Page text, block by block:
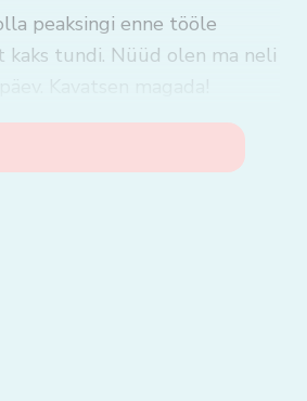
peaksingi enne tööle
kaks tundi. Nüüd olen ma neli